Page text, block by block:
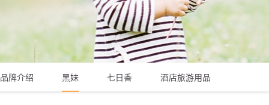
品牌介绍 黑妹 七日香 酒店旅游用品